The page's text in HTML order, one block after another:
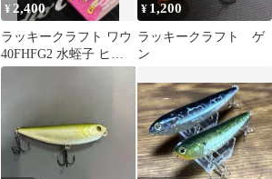
¥2,400
ラッキークラフト ワウ
40FHFG2 水蛭子 ヒル
コ オオツカ オリカラ
¥ 1,200
ラッキークラフト ゲ
ン